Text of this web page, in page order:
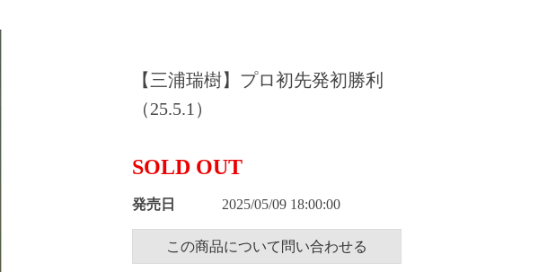
【三浦瑞樹】プロ初先発初勝利
（25.5.1）
SOLD OUT
発売日 2025/05/09 18:00:00
この商品について問い合わせる